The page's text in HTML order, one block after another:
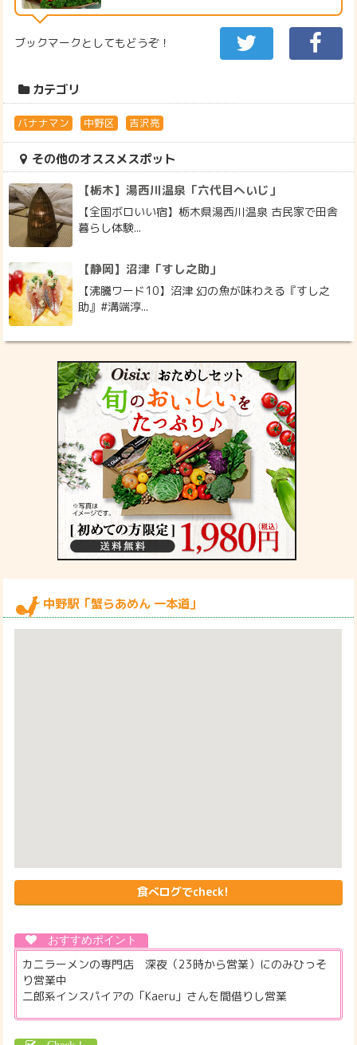
ブックマークとしてもどうぞ！
カテゴリ
バナナマン 中野区 吉沢亮
その他のオススメスポット
【栃木】湯西川温泉「六代目へいじ」
【全国ボロいい宿】栃木県湯西川温泉 古民家で田舎
暮らし体験...
【静岡】沼津「すし之助」
【沸騰ワード10】沼津 幻の魚が味わえる『すし之
助』#溝端淳...
中野駅「蟹らあめん 一本道」
食べログでcheck!
カニラーメンの専門店 深夜（23時から営業）にのみひっそ
り営業中
二郎系インスパイアの「Kaeru」さんを間借りし営業